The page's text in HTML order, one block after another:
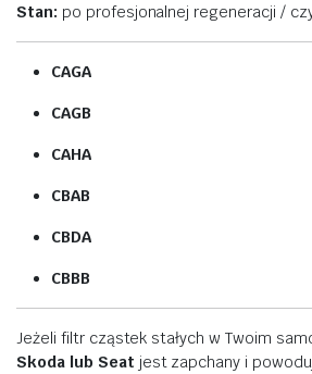
Stan: po profesjonalnej regeneracji /
CAGA
CAGB
CAHA
CBAB
CBDA
CBBB
Jeżeli filtr cząstek stałychwTwoim
Skoda lub Seat jest zapchany i